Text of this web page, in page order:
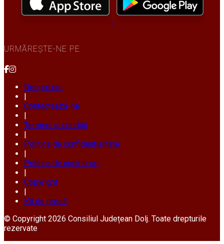
URMĂREȘTE-NE PE
Despre noi
|
Contactează-ne
|
Termeni și condiții
|
Politica de confidențialitate
|
Politica de cookie-uri
|
Copyright
|
Kit de presă
© Copyright 2026 Consiliul Județean Dolj. Toate drepturile
rezervate